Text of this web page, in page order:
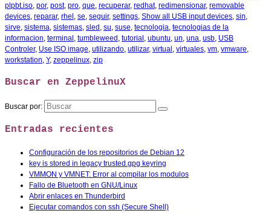
plpbt.iso, por, post, pro, que, recuperar, redhat, redimensionar, removable
devices, reparar, rhel , se, seguir, settings, Show all USB input devices, sin,
sirve, sistema, sistemas, sled , su, suse, tecnologia, tecnologias de la
informacion, terminal , tumbleweed , tutorial , ubuntu, un, una, usb, USB
Controler, Use ISO image, utilizando, utilizar, virtual , virtuales, vm, vmware,
workstation, Y, zeppelinux, zip
Buscar en ZeppelinuX
Buscar por:
Entradas recientes
Configuración de los repositorios de Debian 12
key is stored in legacy trusted.gpg keyring
VMMON y VMNET: Error al compilar los modulos
Fallo de Bluetooth en GNU/Linux
Abrir enlaces en Thunderbird
Ejecutar comandos con ssh (Secure Shell)